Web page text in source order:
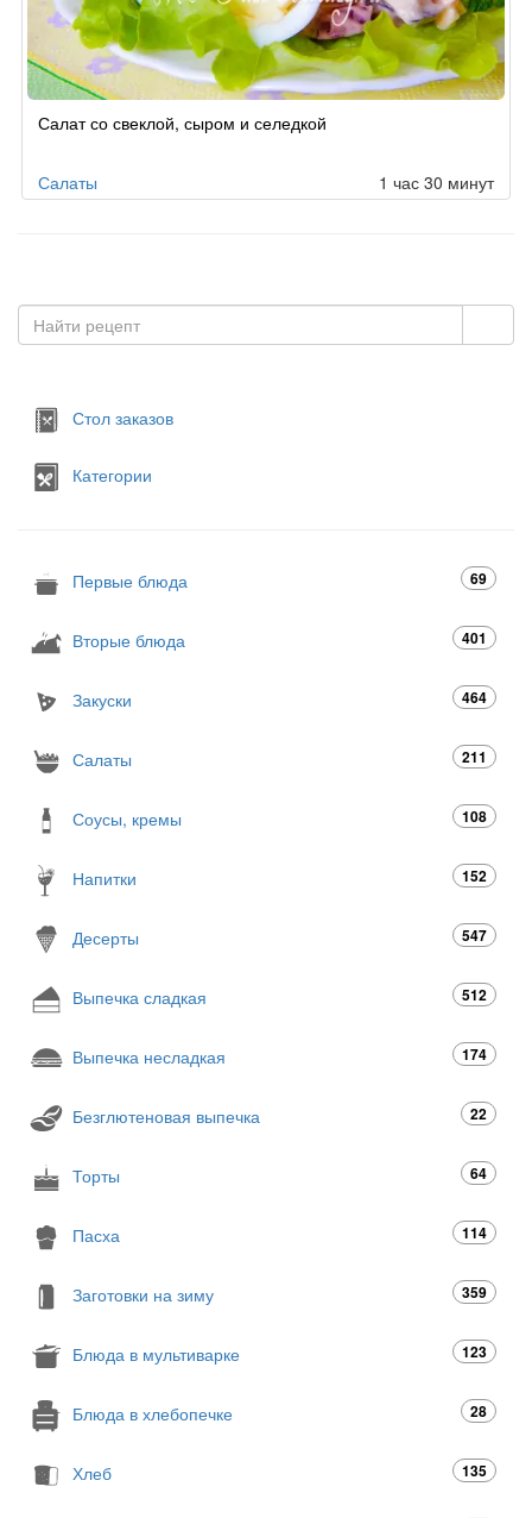
Салат со свеклой, сыром и селедкой
Салаты 1 час 30 минут
Стол заказов
Категории
Первые блюда 69
Вторые блюда 401
Закуски 464
Салаты 211
Соусы, кремы 108
Напитки 152
Десерты 547
Выпечка сладкая 512
Выпечка несладкая 174
Безглютеновая выпечка 22
Торты 64
Пасха 114
Заготовки на зиму 359
Блюда в мультиварке 123
Блюда в хлебопечке 28
Хлеб 135